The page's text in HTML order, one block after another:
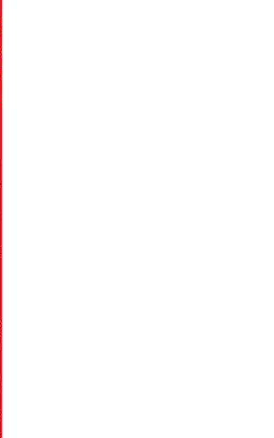
der
und Leser,
- zur Weihnachtszeit - versenden
Weihnachtskarten Worte
sowie gute Wünsche für das
ist es anders – wir bringen keine
auf den Weg, sondern unterstützen
Astrid-Lindgren-Grundschule in
einer finanziellen Spende in Höhe
der Umsetzung zweier
„Anschaffung eines
und „Durchführung eines